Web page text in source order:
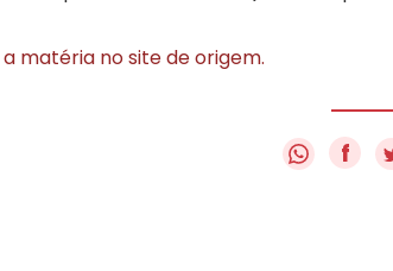
matéria no site de origem.
f